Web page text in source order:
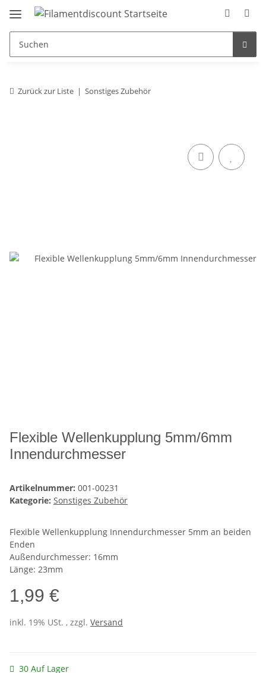
Zurück zur Liste Sonstiges Zubehör
Flexible Wellenkupplung 5mm/6mm
Innendurchmesser
Artikelnummer: 001-00231
Kategorie: Sonstiges Zubehör
Flexible Wellenkupplung Innendurchmesser 5mm an beiden
Enden
Außendurchmesser: 16mm
Länge: 23mm
1,99 €
inkl. 19% USt. , zzgl. Versand
30 Auf Lager